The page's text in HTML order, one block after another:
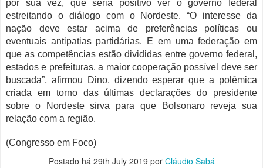
por sua vez, que seria positivo ver o governo federal
estreitando o diálogo com o Nordeste. “O interesse da
nação deve estar acima de preferências políticas ou
eventuais antipatias partidárias. E em uma federação em
que as competências estão divididas entre governo federal,
estados e prefeituras, a maior cooperação possível deve ser
buscada”, afirmou Dino, dizendo esperar que a polêmica
criada em torno das últimas declarações do presidente
sobre o Nordeste sirva para que Bolsonaro reveja sua
relação com a região.
(Congresso em Foco)
Postado há 29th July 2019 por Cláudio Sabá